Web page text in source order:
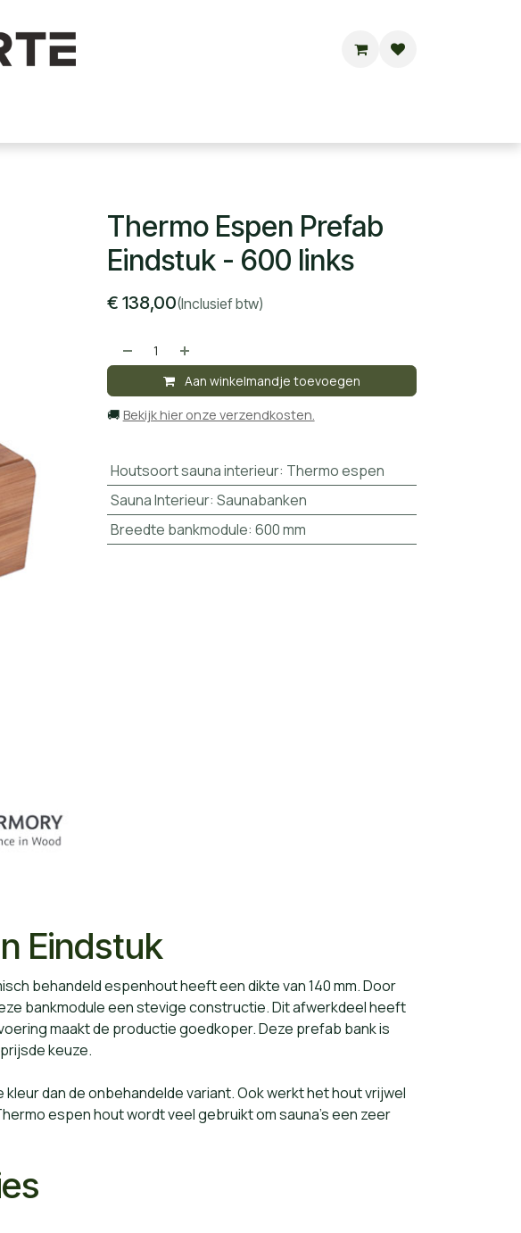
Thermo Espen Prefab
Eindstuk - 600 links
€ 138,00(Inclusief btw)
Aan winkelmandje toevoegen
🚚 Bekijk hier onze verzendkosten.
Houtsoort sauna interieur: Thermo espen
Sauna Interieur:Saunabanken
Breedte bankmodule:600 mm
Eindstuk
behandeld espenhout heeft een dikte van 140 mm. Door
bankmodule een stevige constructie. Dit afwerkdeel heeft
maakt de productie goedkoper. Deze prefab bank is
keuze.
dan de onbehandelde variant. Ook werkt het hout vrijwel
espen hout wordt veel gebruikt om sauna's een zeer